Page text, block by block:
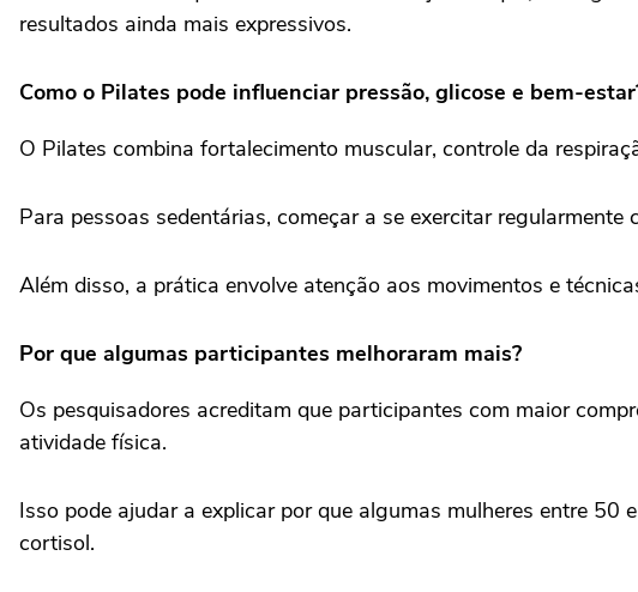
resultados ainda mais expressivos.
Como o Pilates pode influenciar pressão, glicose e bem-
O Pilates combina fortalecimento muscular, controle da
Para pessoas sedentárias, começar a se exercitar
Além disso, a prática envolve atenção aos movimentos e
Por que algumas participantes melhoraram mais?
Os pesquisadores acreditam que participantes com maior
atividade física.
Isso pode ajudar a explicar por que algumas mulheres entre
cortisol.